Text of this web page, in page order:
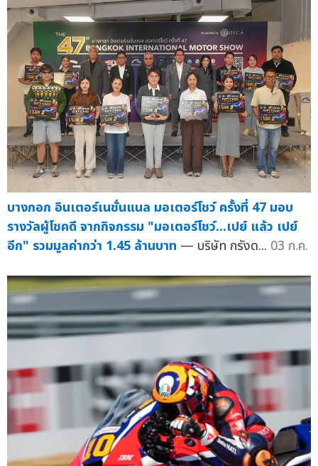
บางกอก อินเตอร์เนชั่นแนล มอเตอร์โชว์ ครั้งที่ 47 มอบ
รางวัลผู้โชคดี จากกิจกรรม "มอเตอร์โชว์...เปย์ แล้ว เปย์
อีก" รวมมูลค่ากว่า 1.45 ล้านบาท — บริษัท กรังด... 03 ก.ค.